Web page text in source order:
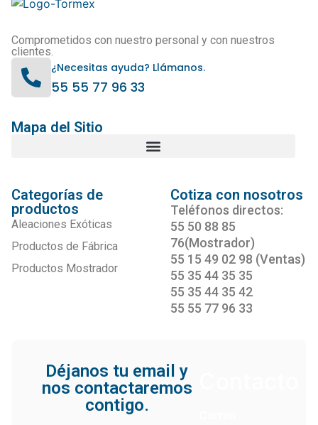
Comprometidos con nuestro personal y con nuestros
clientes.
¿Necesitas ayuda? Llámanos.
55 55 77 96 33
Mapa del Sitio
Categorías de
productos
Aleaciones Exóticas
Productos de Fábrica
Productos Mostrador
Cotiza con nosotros
Teléfonos directos:
55 50 88 85
76(Mostrador)
55 15 49 02 98 (Ventas)
55 35 44 35 35
55 35 44 35 42
55 55 77 96 33
Déjanos tu email y
nos contactaremos
contigo.